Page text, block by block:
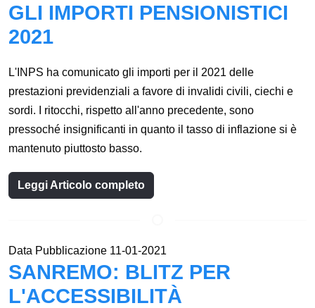
GLI IMPORTI PENSIONISTICI
2021
L'INPS ha comunicato gli importi per il 2021 delle
prestazioni previdenziali a favore di invalidi civili, ciechi e
sordi. I ritocchi, rispetto all'anno precedente, sono
pressoché insignificanti in quanto il tasso di inflazione si è
mantenuto piuttosto basso.
Leggi Articolo completo
Data Pubblicazione 11-01-2021
SANREMO: BLITZ PER
L'ACCESSIBILITÀ